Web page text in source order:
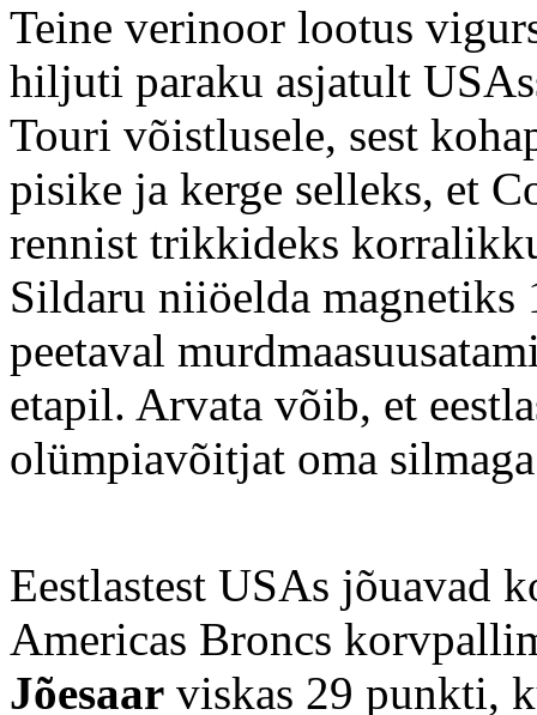
Teine verinoor lootus
hiljuti paraku asjatult
Touri võistlusele, sest
pisike ja kerge selleks, et
rennist trikkideks
Sildaru niiöelda magnetiks
peetaval
etapil. Arvata võib, et
olümpiavõitjat oma
Eestlastest USAs jõuavad
Americas Broncs
Jõesaar viskas 29 punkti,